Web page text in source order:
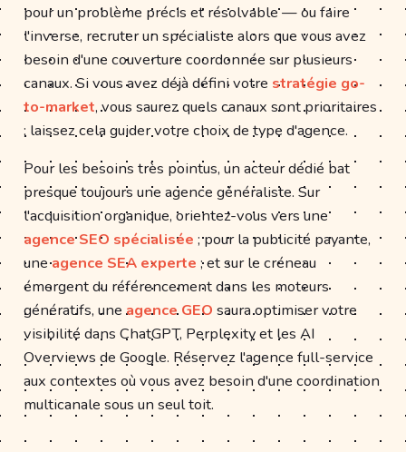
pour un problème précis et résolvable — ou faire
l'inverse, recruter un spécialiste alors que vous avez
besoin d'une couverture coordonnée sur plusieurs
canaux. Si vous avez déjà défini votre stratégie go-
to-market, vous saurez quels canaux sont prioritaires
; laissez cela guider votre choix de type d'agence.
Pour les besoins très pointus, un acteur dédié bat
presque toujours une agence généraliste. Sur
l'acquisition organique, orientez-vous vers une
agence SEO spécialisée ; pour la publicité payante,
uneagence SEA experte ; et sur le créneau
émergent du référencement dans les moteurs
génératifs, une agence GEO saura optimiser votre
visibilité dans ChatGPT, Perplexity et les AI
Overviews de Google. Réservez l'agence full-service
aux contextes où vous avez besoin d'une coordination
multicanale sous un seul toit.